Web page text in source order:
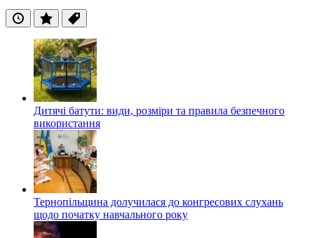
ОстанніПопулярні
Теги
Дитячі батути: види, розміри та правила безпечного
використання
Тернопільщина долучилася до конгресових слухань
щодо початку навчального року